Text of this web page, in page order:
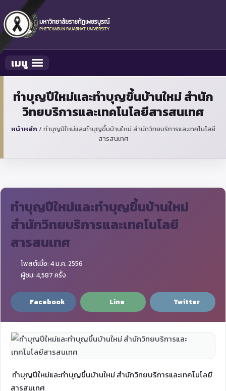
Toggle navigation
เมนู
ทำบุญปีใหม่และทำบุญขึ้นบ้านใหม่ สำนัก
วิทยบริการและเทคโนโลยีสารสนเทศ
หน้าหลัก / ทำบุญปีใหม่และทำบุญขึ้นบ้านใหม่ สำนักวิทยบริการและเทคโนโลยี
สารสนเทศ
ทำบุญปีใหม่และทำบุญขึ้นบ้านใหม่
สำนักวิทยบริการและเทคโนโลยี
สารสนเทศ
โพสต์เมื่อ: 4 ม.ค. 2556
ผู้ชม: 4,587 ครั้ง
Facebook Line Twitter
ทำบุญปีใหม่และทำบุญขึ้นบ้านใหม่ สำนักวิทยบริการและเทคโนโลยี
สารสนเทศ